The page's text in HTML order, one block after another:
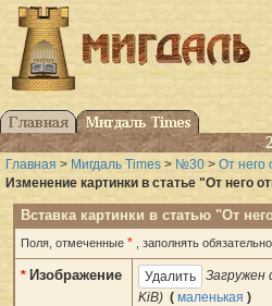
Главная > Мигдаль Times > №30 > От него
Изменение картинки в статье "От него
Вставка картинки в статью "От
Поля, отмеченные * , заполнять обязательно
* Изображение
Загружен
KiB) ( маленькая )